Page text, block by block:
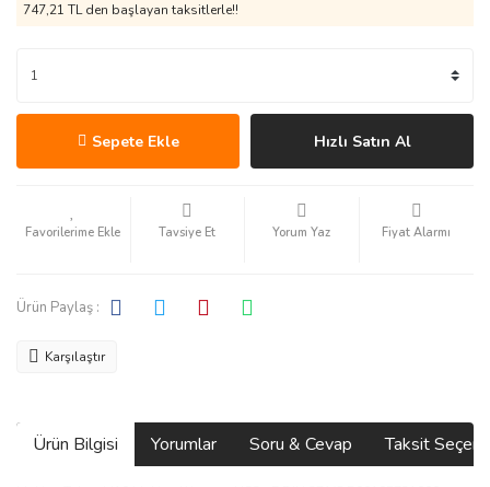
747,21 TL den başlayan taksitlerle!!
Sepete Ekle Hızlı Satın Al
Tavsiye Et Yorum Yaz Fiyat Alarmı
Ürün Paylaş :
Karşılaştır
Ürün Bilgisi Yorumlar Soru & Cevap Taksit